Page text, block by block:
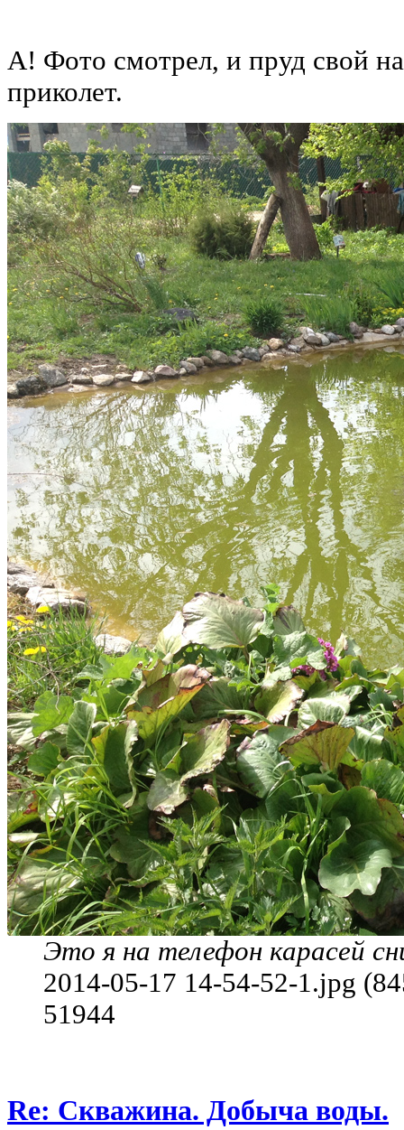
А! Фото смотрел, и пруд свой
приколет.
Это я на телефон карасей
2014-05-17 14-54-52-1.jpg
51944
Re: Скважина. Добыча воды.